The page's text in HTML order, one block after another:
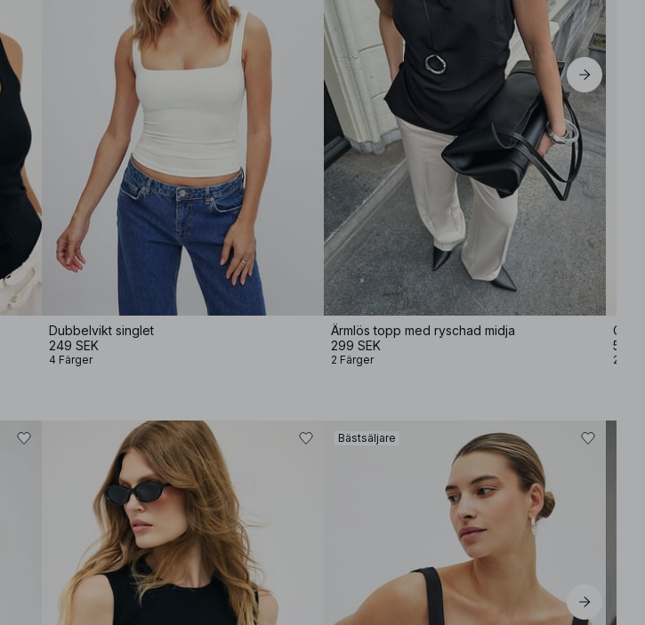
Dubbelvikt singlet
249 SEK
4 Färger
Ärmlös topp med ryschad midja
299 SEK
2 Färger
599
2
Bästsäljare